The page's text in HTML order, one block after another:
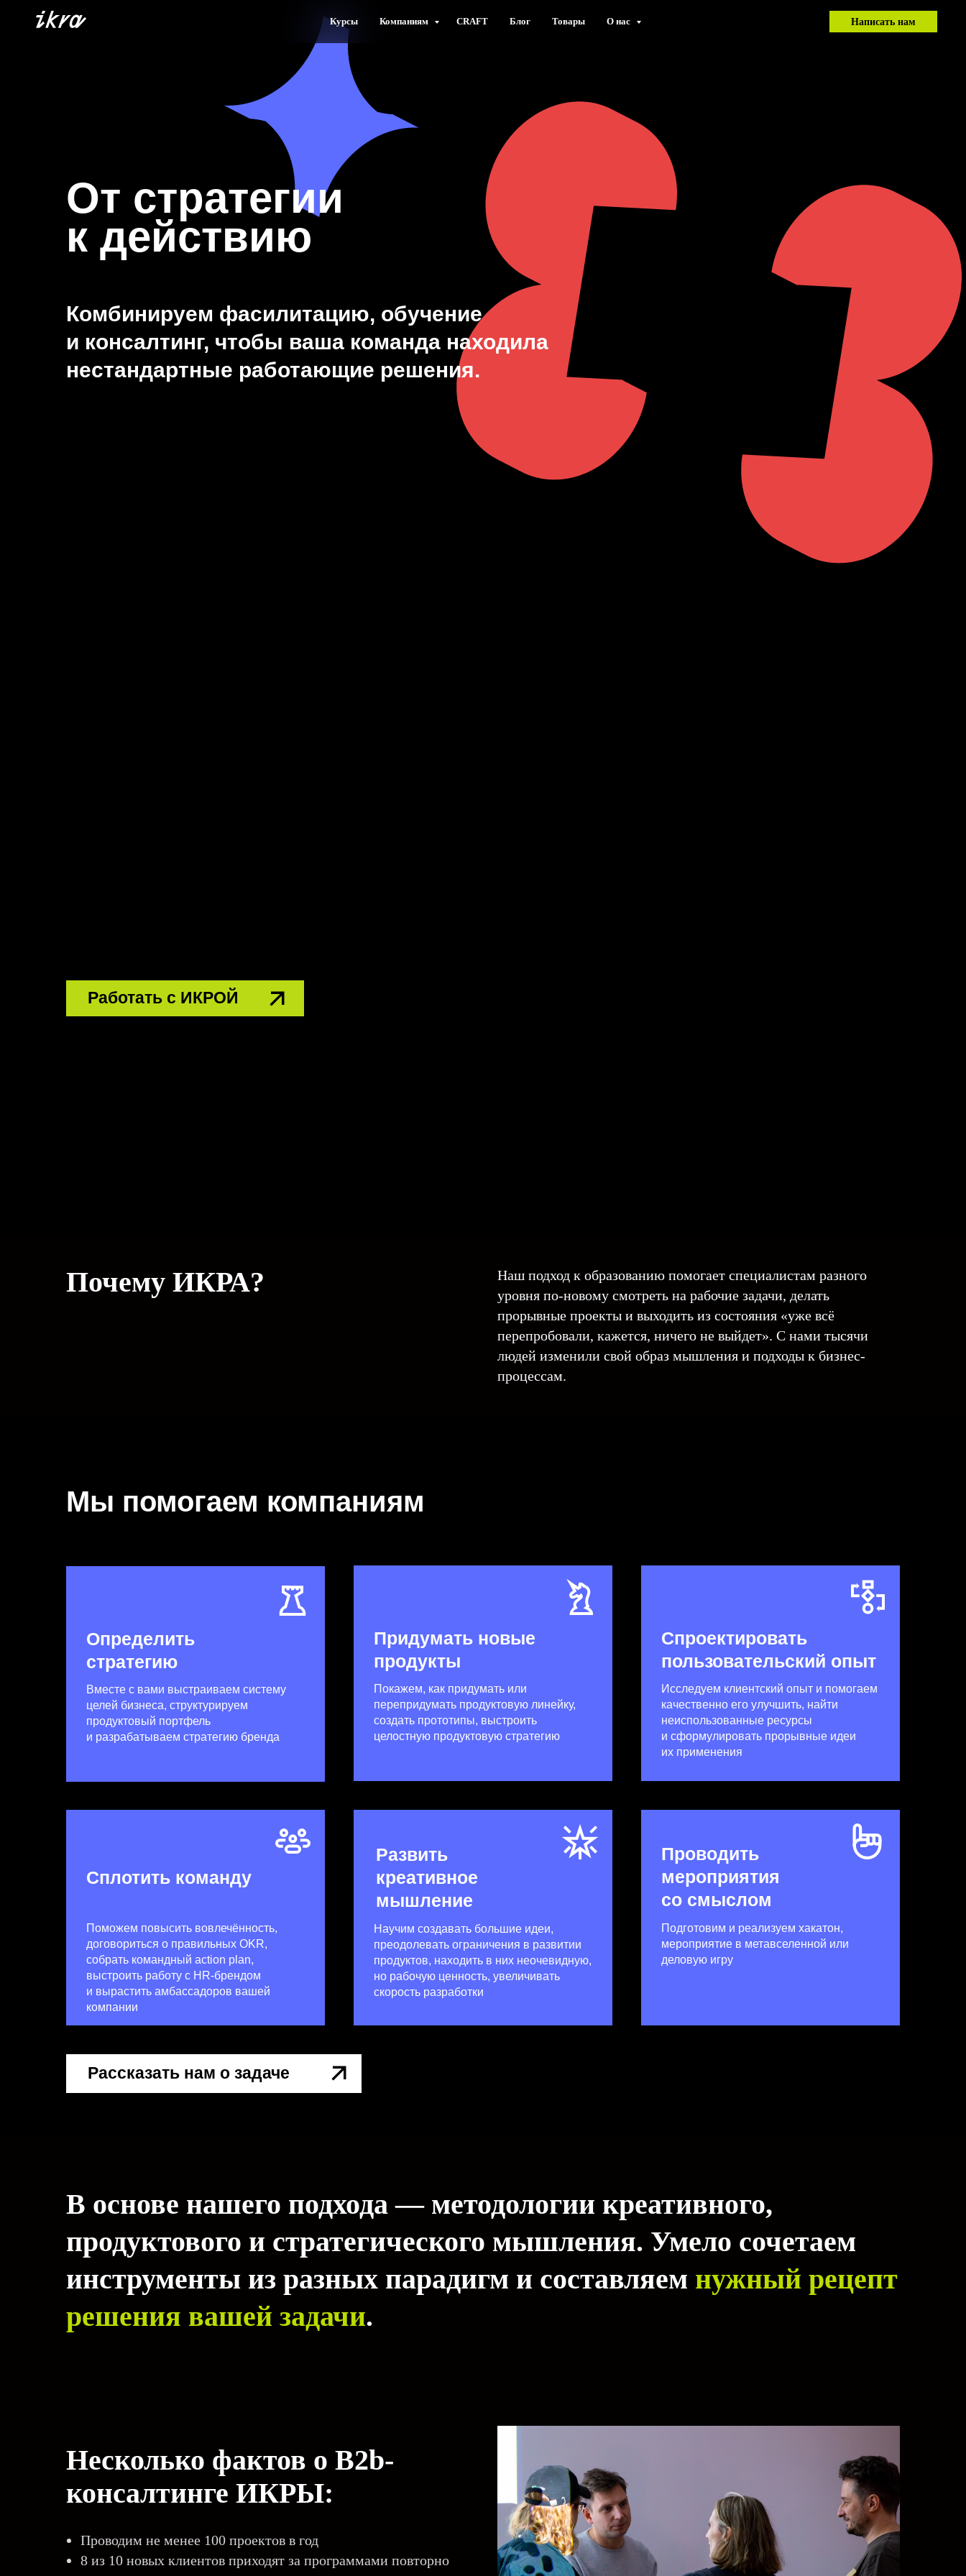
Курсы Компаниям CRAFT Блог Товары О нас Написать нам
От стратегии
к действию
Комбинируем фасилитацию, обучение
и консалтинг, чтобы ваша команда находила
нестандартные работающие решения.
Работать с ИКРОЙ
Почему ИКРА?
Наш подход к образованию помогает специалистам разного
уровня по-новому смотреть на рабочие задачи, делать
прорывные проекты и выходить из состояния «уже всё
перепробовали, кажется, ничего не выйдет». С нами тысячи
людей изменили свой образ мышления и подходы к бизнес-
процессам.
Мы помогаем компаниям
Сплотить команду
Поможем повысить вовлечённость,
договориться о правильных OKR,
собрать командный action plan,
выстроить работу с HR-брендом
и вырастить амбассадоров вашей
компании
Развить
креативное
мышление
Научим создавать большие идеи,
преодолевать ограничения в развитии
продуктов, находить в них неочевидную,
но рабочую ценность, увеличивать
скорость разработки
Проводить
мероприятия
со смыслом
Подготовим и реализуем хакатон,
мероприятие в метавселенной или
деловую игру
Спроектировать
пользовательский опыт
Исследуем клиентский опыт и помогаем
качественно его улучшить, найти
неиспользованные ресурсы
и сформулировать прорывные идеи
их применения
Придумать новые
продукты
Покажем, как придумать или
перепридумать продуктовую линейку,
создать прототипы, выстроить
целостную продуктовую стратегию
Вместе с вами выстраиваем систему
целей бизнеса, структурируем
продуктовый портфель
и разрабатываем стратегию бренда
Определить
стратегию
Рассказать нам о задаче
В основе нашего подхода — методологии креативного,
продуктового и стратегического мышления. Умело сочетаем
инструменты из разных парадигм и составляем нужный рецепт
решения вашей задачи.
Несколько фактов о B2b-
консалтинге ИКРЫ:
Проводим не менее 100 проектов в год
8 из 10 новых клиентов приходят за программами повторно